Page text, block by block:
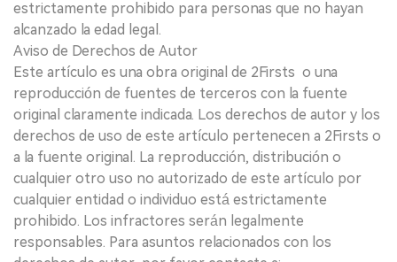
estrictamente prohibido para personas que no hayan
alcanzado la edad legal.
Aviso de Derechos de Autor
Este artículo es una obra original de 2Firsts o una
reproducción de fuentes de terceros con la fuente
original claramente indicada. Los derechos de autor y los
derechos de uso de este artículo pertenecen a 2Firsts o
a la fuente original. La reproducción, distribución o
cualquier otro uso no autorizado de este artículo por
cualquier entidad o individuo está estrictamente
prohibido. Los infractores serán legalmente
responsables. Para asuntos relacionados con los